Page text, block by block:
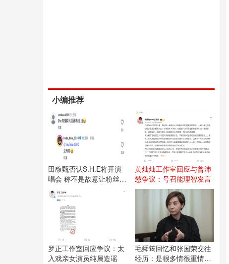
小编推荐
田馥甄否认S.H.E将开演
唱会 称不是故意让粉丝失
望
黄灿灿工作室回应与曾沛
慈争议：号召能理智发言
罗正工作室回应争议：太
入戏亲女演员纯属造谣
毛舜筠回忆和张国荣交往
经历：是很多情很重情的